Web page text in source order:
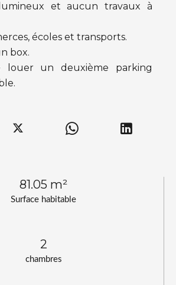
Surface habitable
81.05 m²
chambres
2
et aucun travaux à
écoles et transports.
box.
louer un deuxième parking